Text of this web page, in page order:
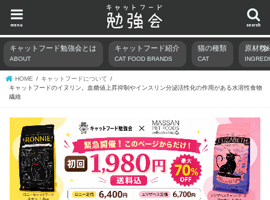
search
menu
キャットフード勉強会とは
ABOUT
キャットフード紹介
CAT FOOD BRANDS
猫の種類
CAT
原材料
HOME
キャットフードについて
キャットフードのイヌリン。血糖値上昇抑制やインスリン分泌活性化の作用がある水溶性食物
繊維